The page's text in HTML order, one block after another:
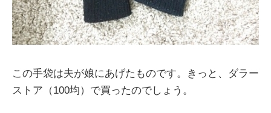
この手袋は夫が娘にあげたものです。きっと、ダラー
ストア（100均）で買ったのでしょう。